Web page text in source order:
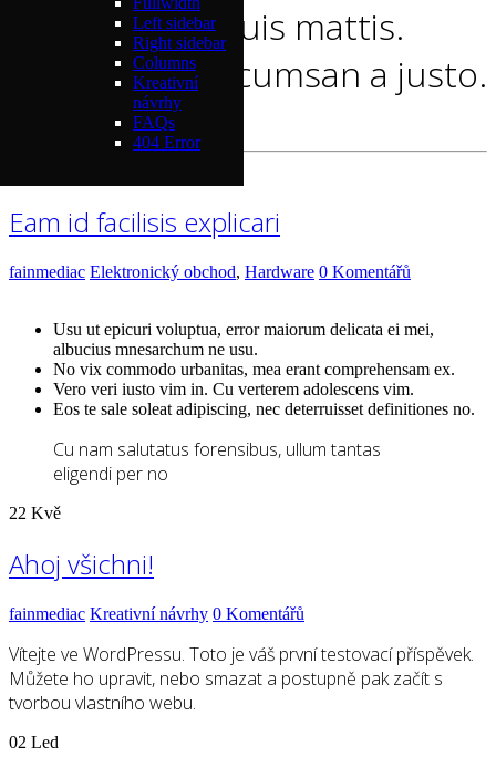
Left sidebar
Right sidebar
Columns
Kreativní
návrhy
FAQs
404 Error
feugiat risus quis mattis.
Vestibulum accumsan a justo.
Novinky
Eam id facilisis explicari
fainmediac Elektronický obchod, Hardware 0 Komentářů
Usu ut epicuri voluptua, error maiorum delicata ei mei,
albucius mnesarchum ne usu.
No vix commodo urbanitas, mea erant comprehensam ex.
Vero veri iusto vim in. Cu verterem adolescens vim.
Eos te sale soleat adipiscing, nec deterruisset definitiones no.
Cu nam salutatus forensibus, ullum tantas
eligendi per no
22 Kvě
Ahoj všichni!
fainmediac Kreativní návrhy 0 Komentářů
Vítejte ve WordPressu. Toto je váš první testovací příspěvek.
Můžete ho upravit, nebo smazat a postupně pak začít s
tvorbou vlastního webu.
02 Led